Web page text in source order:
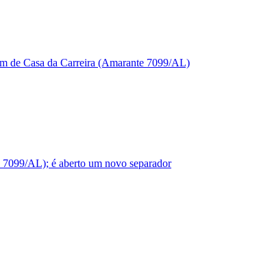
de Casa da Carreira (Amarante 7099/AL)
AL); é aberto um novo separador